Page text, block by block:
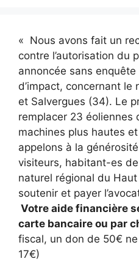
« Nous avons fait un
contre l’autorisation du
annoncée sans
d’impact, concernant le
et Salvergues (34). Le
remplacer 23 éoliennes
machines plus hautes
appelons à la
visiteurs, habitant-es de
naturel régional du
soutenir et payer
Votre aide financière
carte bancaire ou par
fiscal, un don de 50€
17€)